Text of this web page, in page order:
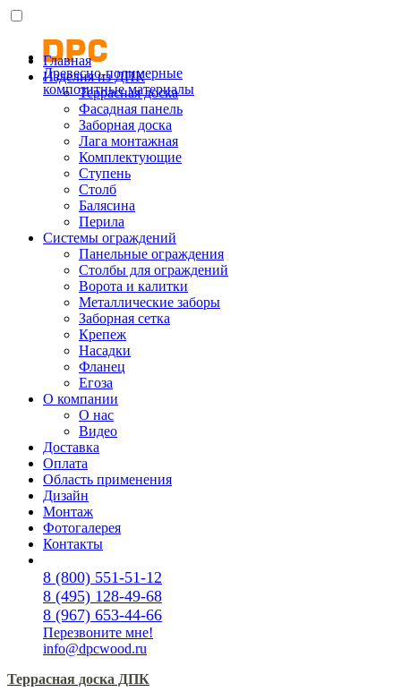
Древесно-полимерные
композитные материалы
Главная
Изделия из ДПК
Террасная доска
Фасадная панель
Заборная доска
Лага монтажная
Комплектующие
Ступень
Столб
Балясина
Перила
Системы ограждений
Панельные ограждения
Столбы для ограждений
Ворота и калитки
Металлические заборы
Заборная сетка
Крепеж
Насадки
Фланец
Егоза
О компании
О нас
Видео
Доставка
Оплата
Область применения
Дизайн
Монтаж
Фотогалерея
Контакты
8 (800) 551-51-12
8 (495) 128-49-68
8 (967) 653-44-66
Перезвоните мне!
info@dpcwood.ru
Террасная доска ДПК